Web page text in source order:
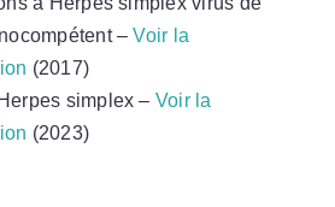
–Voir la
(2017)
simplex – Voir la
(2023)